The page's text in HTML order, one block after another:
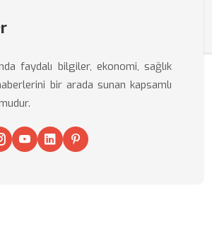
faydalı bilgiler, ekonomi, sağlık
bir arada sunan kapsamlı